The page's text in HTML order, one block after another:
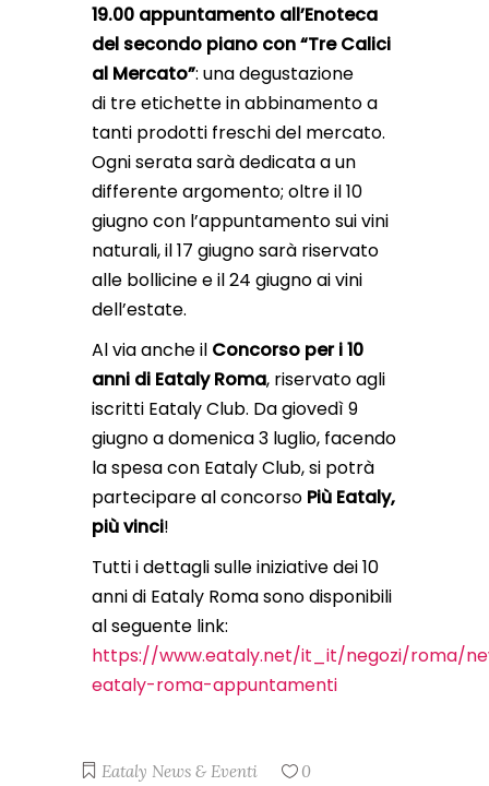
19.00 appuntamento all’Enoteca
del secondo piano con “Tre Calici
al Mercato”: una degustazione
di tre etichette in abbinamento a
tanti prodotti freschi del mercato.
Ogni serata sarà dedicata a un
differente argomento; oltre il 10
giugno con l’appuntamento sui vini
naturali, il 17 giugno sarà riservato
alle bollicine e il 24 giugno ai vini
dell’estate.
Al via anche il Concorso per i 10
anni di Eataly Roma, riservato agli
iscritti Eataly Club. Da giovedì 9
giugno a domenica 3 luglio, facendo
la spesa con Eataly Club, si potrà
partecipare al concorso Più Eataly,
più vinci!
Tutti i dettagli sulle iniziative dei 10
anni di Eataly Roma sono disponibili
al seguente link:
https://www.eataly.net/it_it/negozi/roma/
eataly-roma-appuntamenti
Eataly News & Eventi 0